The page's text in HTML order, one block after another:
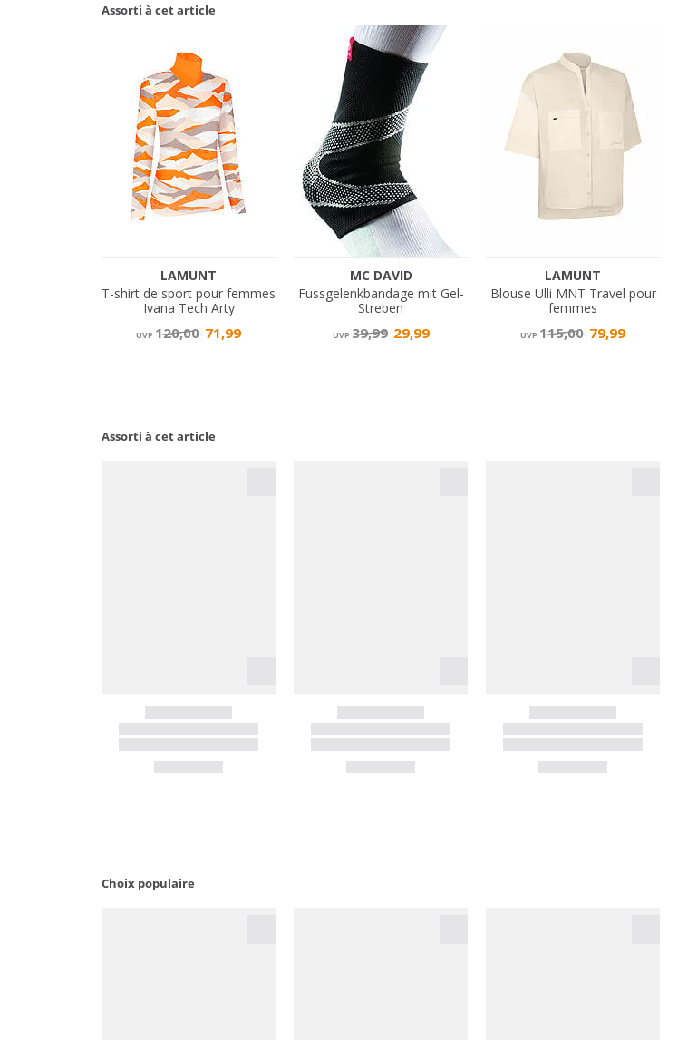
Assorti à cet article
Assorti à cet article
Choix populaire